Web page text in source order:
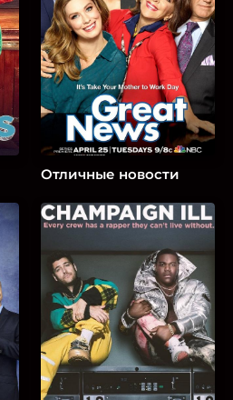
Отличные новости